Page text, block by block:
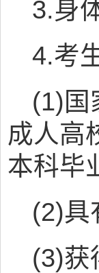
3.身
4.考
(1)国
成人高
本科毕
(2)具
(3)获